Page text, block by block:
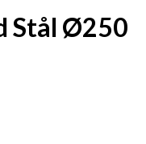
Stål Ø250